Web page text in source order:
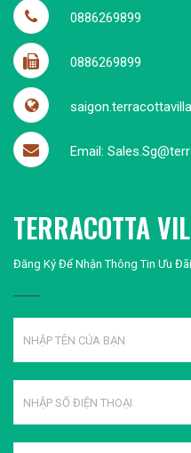
0886269899
0886269899
Email:
TERRACOTTA
Đăng Ký Để Nhận Thông Tin Ưu